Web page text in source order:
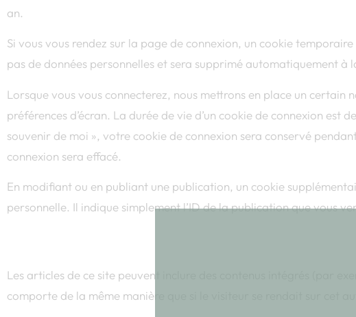
an.
Si vous vous rendez sur la page de connexion, un cookie
pas de données personnelles et sera supprimé automatiquement
Lorsque vous vous connecterez, nous mettrons en place un
préférences d’écran. La durée de vie d’un cookie de connexion est
souvenir de moi », votre cookie de connexion sera conservé
connexion sera effacé.
En modifiant ou en publiant une publication, un cookie
personnelle. Il indique simplement l’ID de la publication que vous
Les articles de ce site peuvent inclure des contenus intégrés (par
comporte de la même manière que si le visiteur se rendait sur cet
Réouverture